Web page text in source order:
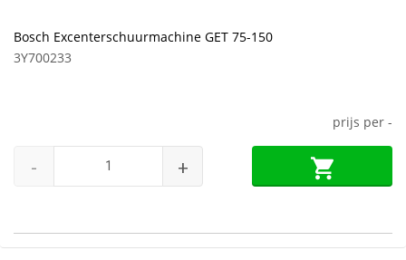
Bosch Excenterschuurmachine GET 75-150
3Y700233
prijs per -
- +